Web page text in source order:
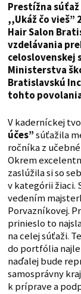
Prestížna
,,Ukáž čo vieš”
Hair Salon
vzdelávania
celoslovenskej
Ministerstva
Bratislavskú
tohto
V kaderníckej
účes”súťažila
ročníka z
Okrem
zaslúžila si so
v kategórii žiaci.
vedením
Porvazníkovej.
prinieslo to
na celej súťaži.
do portfólia
naďalej bude
samosprávny
k príprave a